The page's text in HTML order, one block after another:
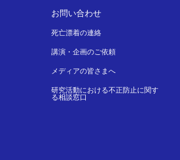
お問い合わせ
死亡漂着の連絡
講演・企画のご依頼
メディアの皆さまへ
研究活動における不正防止に関す
る相談窓口